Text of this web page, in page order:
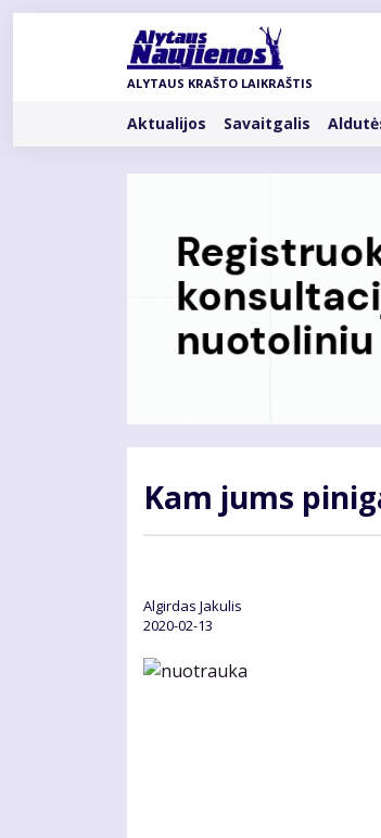
Pereiti
ALYTAUS KRAŠTO LAIKRAŠTIS
Rubrikos
Aktualijos Savaitgalis
Kam jums
Algirdas Jakulis
2020-02-13